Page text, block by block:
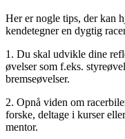
Her er nogle tips, der kan
kendetegner en dygtig
1. Du skal udvikle dine
øvelser som f.eks.
bremseøvelser.
2. Opnå viden om
forske, deltage i kurser
mentor.